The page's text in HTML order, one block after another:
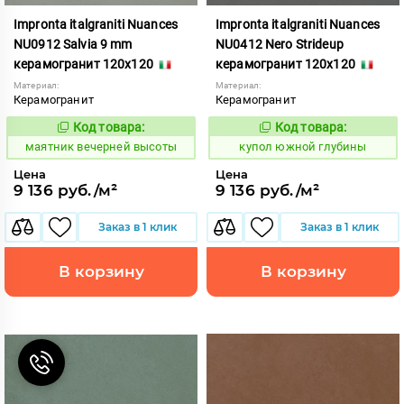
Impronta italgraniti Nuances
NU0912 Salvia 9 mm
керамогранит 120x120
Материал:
Керамогранит
923382
Код товара:
маятник вечерней высоты
Цена
9 136 руб./м²
Заказ в 1 клик
В корзину
Impronta italgraniti Nuances
NU0412 Nero Strideup
керамогранит 120x120
Материал:
Керамогранит
858892
Код товара:
купол южной глубины
Цена
9 136 руб./м²
Заказ в 1 клик
В корзину